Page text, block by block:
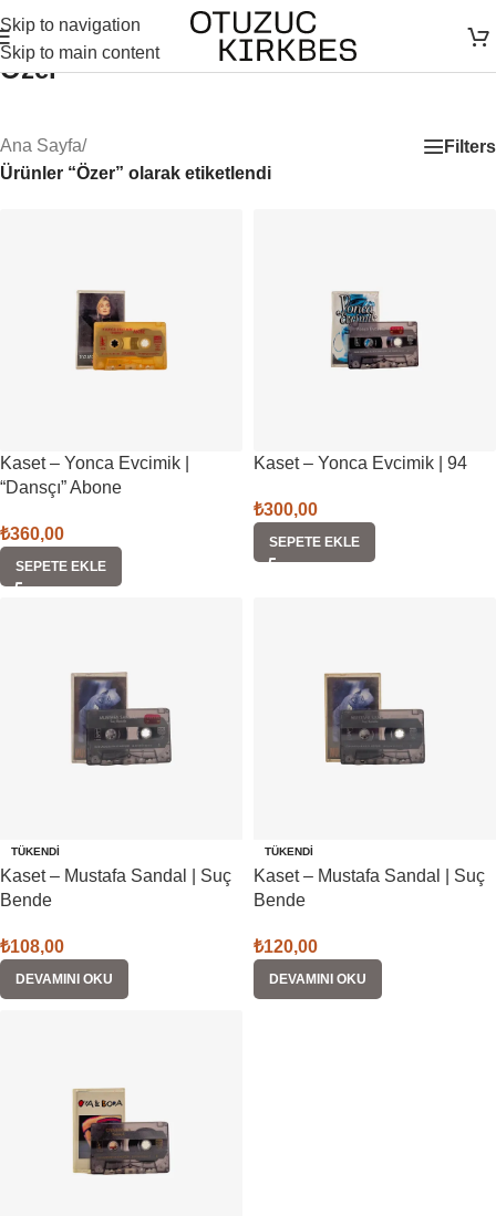
Skip to navigation
Skip to main content
Özer
Ana Sayfa/
Ürünler “Özer” olarak etiketlendi
Filters
Kaset – Yonca Evcimik |
“Dansçı” Abone
₺360,00
SEPETE EKLE
Kaset – Yonca Evcimik | 94
₺300,00
SEPETE EKLE
TÜKENDI
Kaset – Mustafa Sandal | Suç
Bende
₺108,00
DEVAMINI OKU
TÜKENDI
Kaset – Mustafa Sandal | Suç
Bende
₺120,00
DEVAMINI OKU